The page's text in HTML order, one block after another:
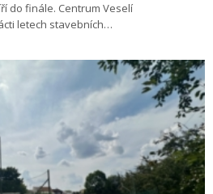
do finále. Centrum Veselí
letech stavebních…